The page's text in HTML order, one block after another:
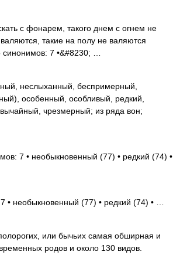
с фонарем, такого днем с огнем не
такие на полу не валяются
синонимов: 7 •&#8230; …
неслыханный, беспримерный,
особенный, особливый, редкий,
чрезмерный; из ряда вон;
7 • необыкновенный (77) • редкий (74) •
необыкновенный (77) • редкий (74) • …
или бычьих самая обширная и
родов и около 130 видов.